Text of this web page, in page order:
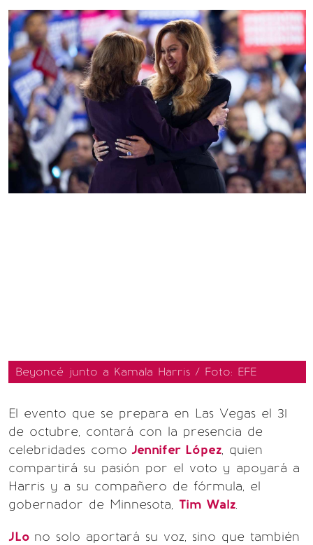
Beyoncé junto a Kamala Harris / Foto: EFE
El evento que se prepara en Las Vegas el 31
de octubre, contará con la presencia de
celebridades como Jennifer López, quien
compartirá su pasión por el voto y apoyará a
Harris y a su compañero de fórmula, el
gobernador de Minnesota, Tim Walz.
JLo no solo aportará su voz, sino que también